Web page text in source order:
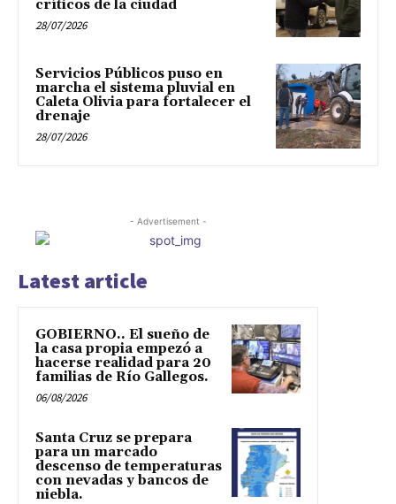
críticos de la ciudad
28/07/2026
Servicios Públicos puso en
marcha el sistema pluvial en
Caleta Olivia para fortalecer el
drenaje
28/07/2026
- Advertisement -
Latest article
GOBIERNO.. El sueño de
la casa propia empezó a
hacerse realidad para 20
familias de Río Gallegos.
06/08/2026
Santa Cruz se prepara
para un marcado
descenso de temperaturas
con nevadas y bancos de
niebla.